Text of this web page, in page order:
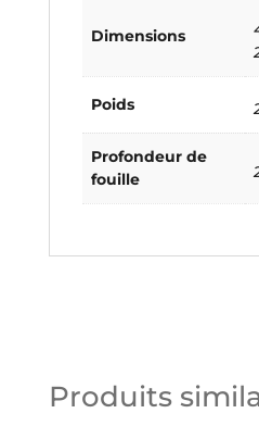
Dimensions
Poids
Profondeur de
fouille
Produits